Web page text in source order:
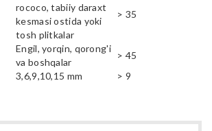
rococo, tabiiy daraxt
kesmasi ostida yoki
tosh plitkalar
> 35
Engil, yorqin, qorong'i
va boshqalar
> 45
3,6,9,10,15 mm > 9